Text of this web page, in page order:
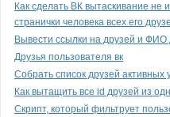
Как сделать ВК вытаскивание не
странички человека всех его
Вывести ссылки на друзей и ФИО
Друзья пользователя вк
Собрать список друзей активных
Как вытащить все id друзей из
Скрипт, который фильтрует